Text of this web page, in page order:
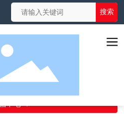
搜索